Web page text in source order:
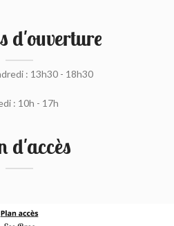
d'ouverture
: 13h30 - 18h30
: 10h - 17h
d'accès